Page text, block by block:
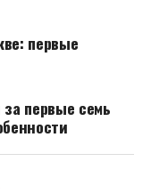
первые
первые семь